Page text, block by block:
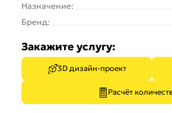
Назначение:
Бренд:
Закажите услугу:
3D дизайн-проект
Расчёт